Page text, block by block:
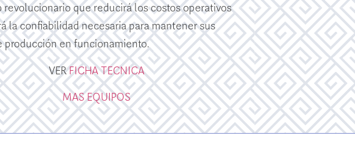
que reducirá los costos operativos
la confiabilidad necesaria para mantener sus
producción en funcionamiento.
VERFICHA TECNICA
MAS EQUIPOS